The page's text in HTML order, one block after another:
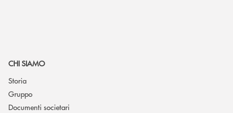
CHI SIAMO
Storia
Gruppo
Documenti societari